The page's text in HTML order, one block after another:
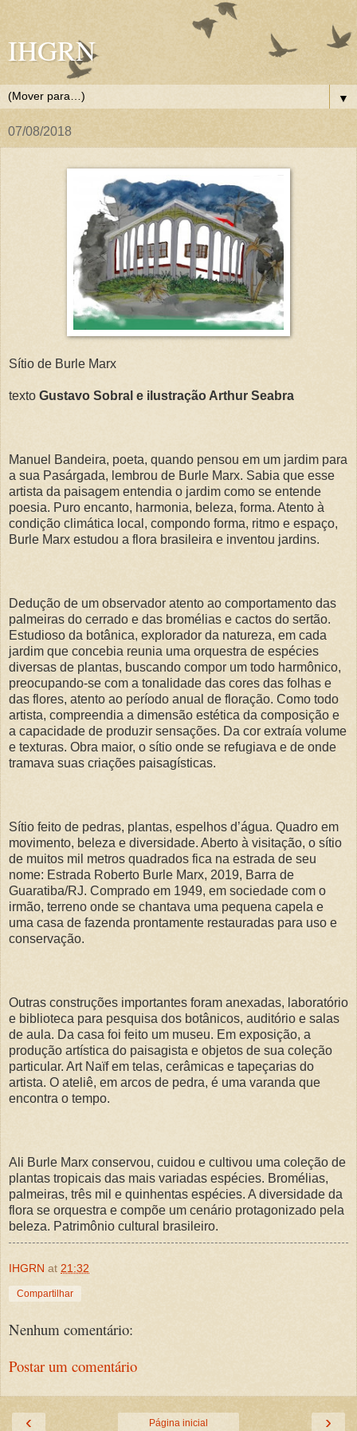
IHGRN
▼
07/08/2018
Sítio de Burle Marx
texto Gustavo Sobral e ilustração Arthur Seabra
Manuel Bandeira, poeta, quando pensou em um jardim para
a sua Pasárgada, lembrou de Burle Marx. Sabia que esse
artista da paisagem entendia o jardim como se entende
poesia. Puro encanto, harmonia, beleza, forma. Atento à
condição climática local, compondo forma, ritmo e espaço,
Burle Marx estudou a flora brasileira e inventou jardins.
Dedução de um observador atento ao comportamento das
palmeiras do cerrado e das bromélias e cactos do sertão.
Estudioso da botânica, explorador da natureza, em cada
jardim que concebia reunia uma orquestra de espécies
diversas de plantas, buscando compor um todo harmônico,
preocupando-se com a tonalidade das cores das folhas e
das flores, atento ao período anual de floração. Como todo
artista, compreendia a dimensão estética da composição e
a capacidade de produzir sensações. Da cor extraía volume
e texturas. Obra maior, o sítio onde se refugiava e de onde
tramava suas criações paisagísticas.
Sítio feito de pedras, plantas, espelhos d’água. Quadro em
movimento, beleza e diversidade. Aberto à visitação, o sítio
de muitos mil metros quadrados fica na estrada de seu
nome: Estrada Roberto Burle Marx, 2019, Barra de
Guaratiba/RJ. Comprado em 1949, em sociedade com o
irmão, terreno onde se chantava uma pequena capela e
uma casa de fazenda prontamente restauradas para uso e
conservação.
Outras construções importantes foram anexadas, laboratório
e biblioteca para pesquisa dos botânicos, auditório e salas
de aula. Da casa foi feito um museu. Em exposição, a
produção artística do paisagista e objetos de sua coleção
particular. Art Naïf em telas, cerâmicas e tapeçarias do
artista. O ateliê, em arcos de pedra, é uma varanda que
encontra o tempo.
Ali Burle Marx conservou, cuidou e cultivou uma coleção de
plantas tropicais das mais variadas espécies. Bromélias,
palmeiras, três mil e quinhentas espécies. A diversidade da
flora se orquestra e compõe um cenário protagonizado pela
beleza. Patrimônio cultural brasileiro.
IHGRN at 21:32
Compartilhar
Nenhum comentário:
Postar um comentário
‹ ›
Página inicial